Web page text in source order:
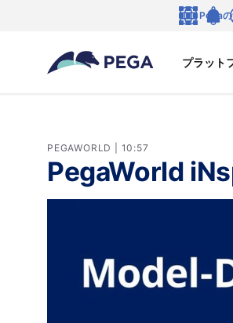
プラット
Pegaの
PEGAWORLD | 10:57
PegaWorld